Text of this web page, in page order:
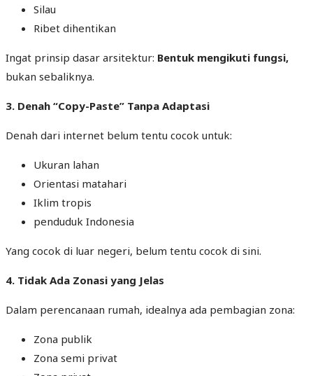
Silau
Ribet dihentikan
Ingat prinsip dasar arsitektur: Bentuk mengikuti fungsi,
bukan sebaliknya.
3. Denah “Copy-Paste” Tanpa Adaptasi
Denah dari internet belum tentu cocok untuk:
Ukuran lahan
Orientasi matahari
Iklim tropis
penduduk Indonesia
Yang cocok di luar negeri, belum tentu cocok di sini.
4. Tidak Ada Zonasi yang Jelas
Dalam perencanaan rumah, idealnya ada pembagian zona:
Zona publik
Zona semi privat